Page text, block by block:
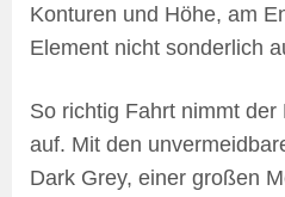
Konturen und Höhe, am
Element nicht sonderlich
So richtig Fahrt nimmt der
auf. Mit den
Dark Grey, einer großen